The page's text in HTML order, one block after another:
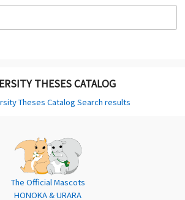
THESES CATALOG
Theses Catalog Search results
The Official Mascots
HONOKA & URARA